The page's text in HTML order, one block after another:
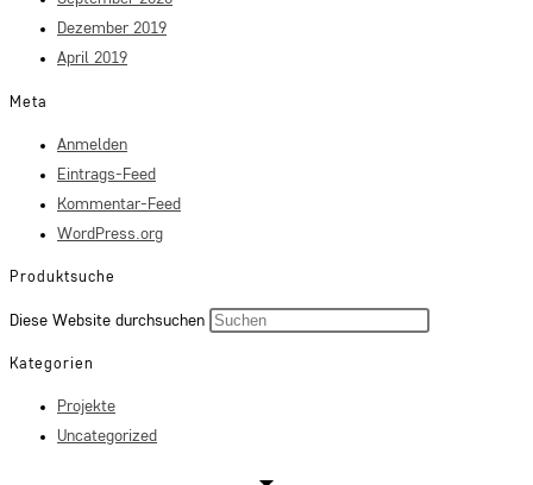
Dezember 2019
April 2019
Meta
Anmelden
Eintrags-Feed
Kommentar-Feed
WordPress.org
Produktsuche
Diese Website durchsuchen
Kategorien
Projekte
Uncategorized